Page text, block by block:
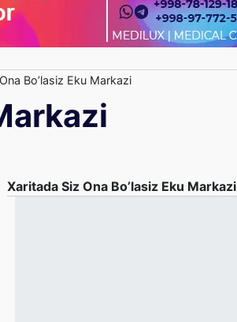
Bo’lasiz Eku Markazi
Xaritada Siz Ona Bo’lasiz Eku Markazi